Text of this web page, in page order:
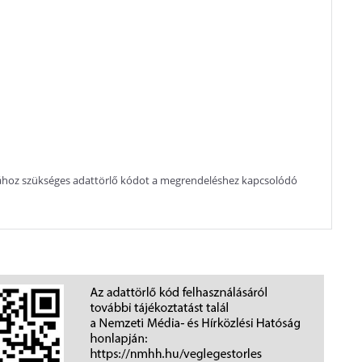
szükséges adattörlő kódot a megrendeléshez kapcsolódó